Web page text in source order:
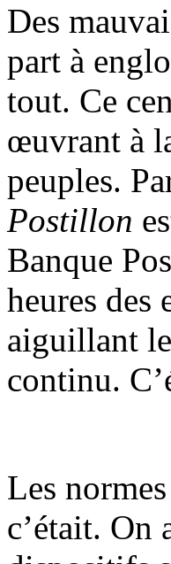
Des
part à
tout. Ce
œuvrant à
peuples.
Postillon
Banque
heures des
aiguillant
continu.
Les
c’était. On